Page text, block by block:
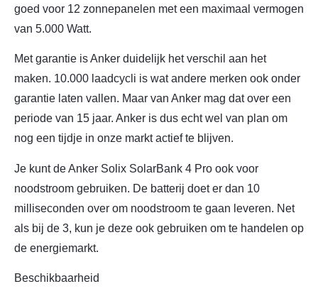
goed voor 12 zonnepanelen met een maximaal vermogen
van 5.000 Watt.
Met garantie is Anker duidelijk het verschil aan het
maken. 10.000 laadcycli is wat andere merken ook onder
garantie laten vallen. Maar van Anker mag dat over een
periode van 15 jaar. Anker is dus echt wel van plan om
nog een tijdje in onze markt actief te blijven.
Je kunt de Anker Solix SolarBank 4 Pro ook voor
noodstroom gebruiken. De batterij doet er dan 10
milliseconden over om noodstroom te gaan leveren. Net
als bij de 3, kun je deze ook gebruiken om te handelen op
de energiemarkt.
Beschikbaarheid